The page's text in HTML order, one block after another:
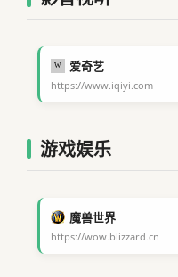
爱奇艺
https://www.iqiyi.com
游戏娱乐
魔兽世界
https://wow.blizzard.cn